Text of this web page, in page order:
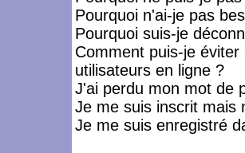
Pourquoi n'ai-je pas
Pourquoi suis-je
Comment puis-je
utilisateurs en ligne ?
J'ai perdu mon mot de
Je me suis inscrit mais
Je me suis enregistré